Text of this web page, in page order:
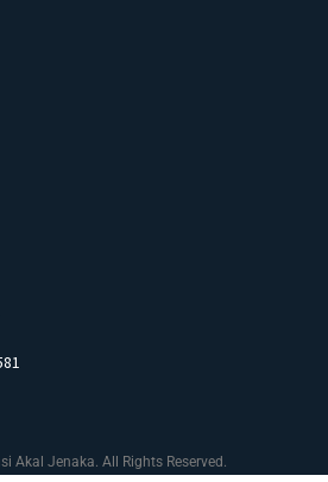
Akal Jenaka. All Rights Reserved.